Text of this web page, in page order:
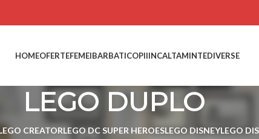
HOMEOFERTEFEMEIBARBATICOPIIINCALTAMINTEDIVERSE
LEGO DUPLO
CREATORLEGO DC SUPER HEROESLEGO DISNEYLEGO